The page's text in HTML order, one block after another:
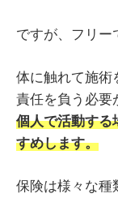
ですが、フリー
体に触れて施術
責任を負う必要
個人で活動する
すめします。
保険は様々な種